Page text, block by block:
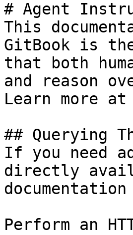
# Agent
This
GitBook is
that both
and reason
Learn more
## Querying
If you need
directly
Perform an